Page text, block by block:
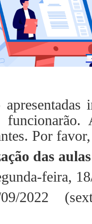
funcionarão.
Por
das aulas
feira,
2022